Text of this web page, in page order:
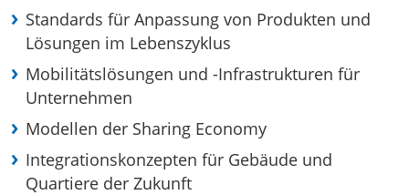
Standards für Anpassung von Produkten und
Lösungen im Lebenszyklus
Mobilitätslösungen und -Infrastrukturen für
Unternehmen
Modellen der Sharing Economy
Integrationskonzepten für Gebäude und
Quartiere der Zukunft